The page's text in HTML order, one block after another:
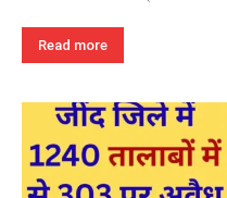
Read more